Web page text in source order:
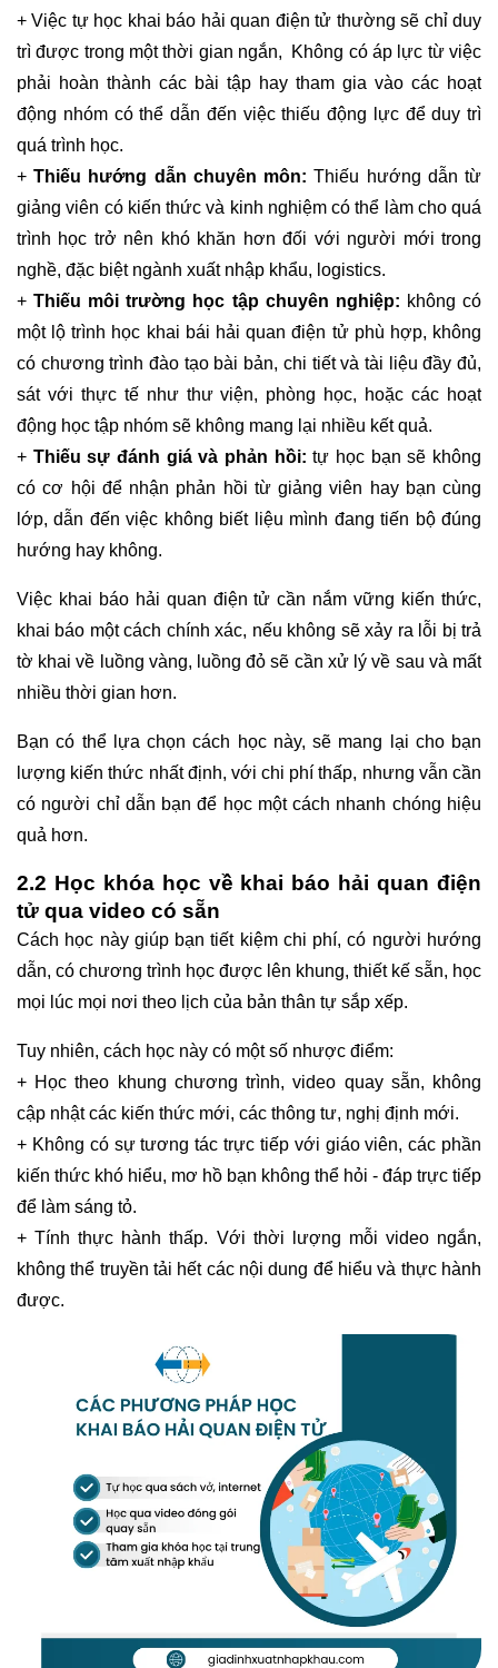
+ Việc tự học khai báo hải quan điện tử thường sẽ chỉ duy
trì được trong một thời gian ngắn, Không có áp lực từ việc
phải hoàn thành các bài tập hay tham gia vào các hoạt
động nhóm có thể dẫn đến việc thiếu động lực để duy trì
quá trình học.
+Thiếu hướng dẫn chuyên môn: Thiếu hướng dẫn từ
giảng viên có kiến thức và kinh nghiệm có thể làm cho quá
trình học trở nên khó khăn hơn đối với người mới trong
nghề, đặc biệt ngành xuất nhập khẩu, logistics.
+Thiếu môi trường học tập chuyên nghiệp: không có
một lộ trình học khai bái hải quan điện tử phù hợp, không
có chương trình đào tạo bài bản, chi tiết và tài liệu đầy đủ,
sát với thực tế như thư viện, phòng học, hoặc các hoạt
động học tập nhóm sẽ không mang lại nhiều kết quả.
+ Thiếu sự đánh giá và phản hồi: tự học bạn sẽ không
có cơ hội để nhận phản hồi từ giảng viên hay bạn cùng
lớp, dẫn đến việc không biết liệu mình đang tiến bộ đúng
hướng hay không.
Việc khai báo hải quan điện tử cần nắm vững kiến thức,
khai báo một cách chính xác, nếu không sẽ xảy ra lỗi bị trả
tờ khai về luồng vàng, luồng đỏ sẽ cần xử lý về sau và mất
nhiều thời gian hơn.
Bạn có thể lựa chọn cách học này, sẽ mang lại cho bạn
lượng kiến thức nhất định, với chi phí thấp, nhưng vẫn cần
có người chỉ dẫn bạn để học một cách nhanh chóng hiệu
quả hơn.
2.2 Học khóa học về khai báo hải quan điện
tử qua video có sẵn
Cách học này giúp bạn tiết kiệm chi phí, có người hướng
dẫn, có chương trình học được lên khung, thiết kế sẵn, học
mọi lúc mọi nơi theo lịch của bản thân tự sắp xếp.
Tuy nhiên, cách học này có một số nhược điểm:
+ Học theo khung chương trình, video quay sẵn, không
cập nhật các kiến thức mới, các thông tư, nghị định mới.
+ Không có sự tương tác trực tiếp với giáo viên, các phần
kiến thức khó hiểu, mơ hồ bạn không thể hỏi - đáp trực tiếp
để làm sáng tỏ.
+ Tính thực hành thấp. Với thời lượng mỗi video ngắn,
không thể truyền tải hết các nội dung để hiểu và thực hành
được.